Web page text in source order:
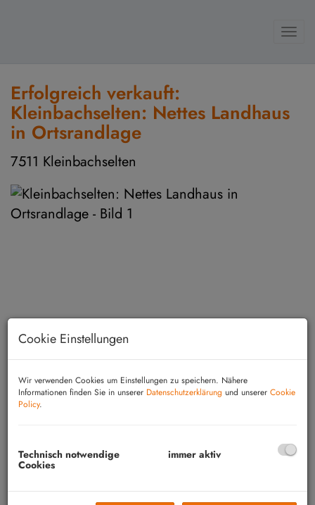
Erfolgreich verkauft:
Kleinbachselten: Nettes Landhaus
in Ortsrandlage
7511 Kleinbachselten
Cookie Einstellungen
Wir verwenden Cookies um Einstellungen zu speichern. Nähere
Informationen finden Sie in unserer Datenschutzerklärung und unserer Cookie
Policy.
Technisch notwendige
Cookies
immer aktiv